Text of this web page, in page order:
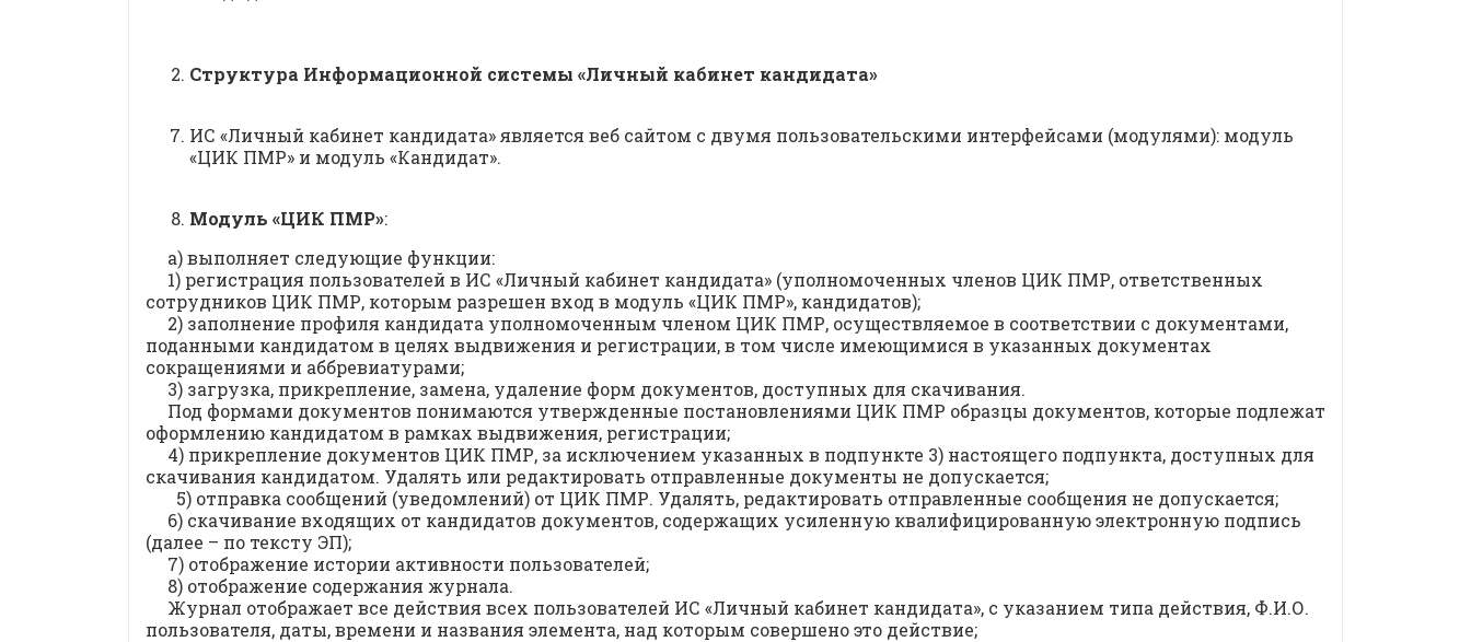
Структура Информационной системы «Личный кабинет кандидата»
ИС «Личный кабинет кандидата» является веб сайтом с двумя пользовательскими интерфейсами (модулями): модуль
«ЦИК ПМР» и модуль «Кандидат».
Модуль «ЦИК ПМР»:
а) выполняет следующие функции:
1) регистрация пользователей в ИС «Личный кабинет кандидата» (уполномоченных членов ЦИК ПМР, ответственных
сотрудников ЦИК ПМР, которым разрешен вход в модуль «ЦИК ПМР», кандидатов);
2) заполнение профиля кандидата уполномоченным членом ЦИК ПМР, осуществляемое в соответствии с документами,
поданными кандидатом в целях выдвижения и регистрации, в том числе имеющимися в указанных документах
сокращениями и аббревиатурами;
3) загрузка, прикрепление, замена, удаление форм документов, доступных для скачивания.
Под формами документов понимаются утвержденные постановлениями ЦИК ПМР образцы документов, которые подлежат
оформлению кандидатом в рамках выдвижения, регистрации;
4) прикрепление документов ЦИК ПМР, за исключением указанных в подпункте 3) настоящего подпункта, доступных для
скачивания кандидатом. Удалять или редактировать отправленные документы не допускается;
5) отправка сообщений (уведомлений) от ЦИК ПМР. Удалять, редактировать отправленные сообщения не допускается;
6) скачивание входящих от кандидатов документов, содержащих усиленную квалифицированную электронную подпись
(далее – по тексту ЭП);
7) отображение истории активности пользователей;
8) отображение содержания журнала.
Журнал отображает все действия всех пользователей ИС «Личный кабинет кандидата», с указанием типа действия, Ф.И.О.
пользователя, даты, времени и названия элемента, над которым совершено это действие;